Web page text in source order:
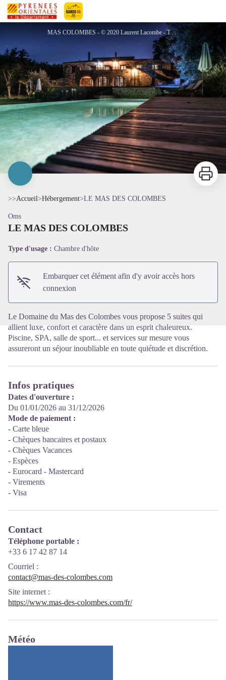
Pyrénées-Orientales Le Département
LE MAS DES COLOMBES
MAS COLOMBES - © 2020 Laurent Lacombe - Tous droits réservés
Imprimer
>>Accueil>Hébergement>LE MAS DES COLOMBES
Oms
LE MAS DES COLOMBES
Type d'usage : Chambre d'hôte
Embarquer cet élément afin d'y avoir accès hors
connexion
Le Domaine du Mas des Colombes vous propose 5 suites qui
allient luxe, confort et caractère dans un esprit chaleureux.
Piscine, SPA, salle de sport... et services sur mesure vous
assureront un séjour inoubliable en toute quiétude et discrétion.
Infos pratiques
Dates d'ouverture :
Du 01/01/2026 au 31/12/2026
Mode de paiement :
- Carte bleue
- Chèques bancaires et postaux
- Chèques Vacances
- Espèces
- Eurocard - Mastercard
- Virements
- Visa
Contact
Téléphone portable :
+33 6 17 42 87 14
Courriel :
contact@mas-des-colombes.com
Site internet :
https://www.mas-des-colombes.com/fr/
Météo